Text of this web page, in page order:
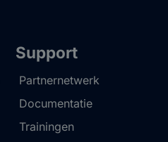
Support
Partnernetwerk
Documentatie
Trainingen